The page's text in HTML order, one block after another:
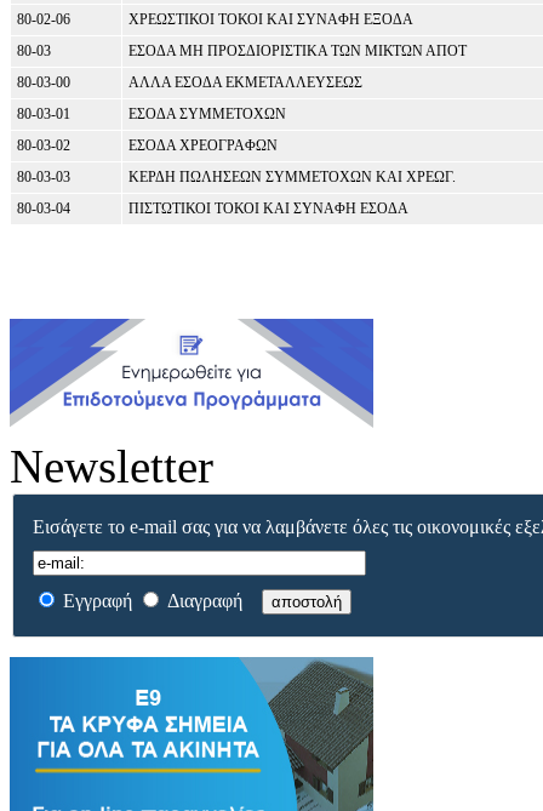
80-02-06
ΧΡΕΩΣΤΙΚΟΙ ΤΟΚΟΙ ΚΑΙ ΣΥΝΑΦΗ ΕΞΟΔΑ
80-03
ΕΣΟΔΑ ΜΗ ΠΡΟΣΔΙΟΡΙΣΤΙΚΑ ΤΩΝ ΜΙΚΤΩΝ ΑΠΟΤ
80-03-00
ΑΛΛΑ ΕΣΟΔΑ ΕΚΜΕΤΑΛΛΕΥΣΕΩΣ
80-03-01
ΕΣΟΔΑ ΣΥΜΜΕΤΟΧΩΝ
80-03-02
ΕΣΟΔΑ ΧΡΕΟΓΡΑΦΩΝ
80-03-03
ΚΕΡΔΗ ΠΩΛΗΣΕΩΝ ΣΥΜΜΕΤΟΧΩΝ ΚΑΙ ΧΡΕΩΓ.
80-03-04
ΠΙΣΤΩΤΙΚΟΙ ΤΟΚΟΙ ΚΑΙ ΣΥΝΑΦΗ ΕΣΟΔΑ
Newsletter
Εισάγετε το e-mail σας για να λαμβάνετε όλες τις οικονομικές
Εγγραφή Διαγραφή αποστολή